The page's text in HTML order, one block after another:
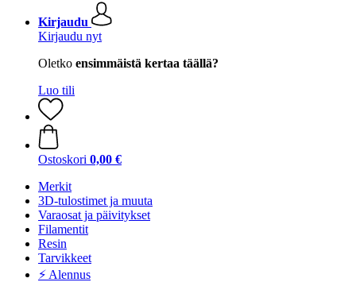
Kirjaudu
Kirjaudu nyt
Oletko ensimmäistä kertaa täällä?
Luo tili
Ostoskori 0,00 €
Merkit
3D-tulostimet ja muuta
Varaosat ja päivitykset
Filamentit
Resin
Tarvikkeet
⚡ Alennus